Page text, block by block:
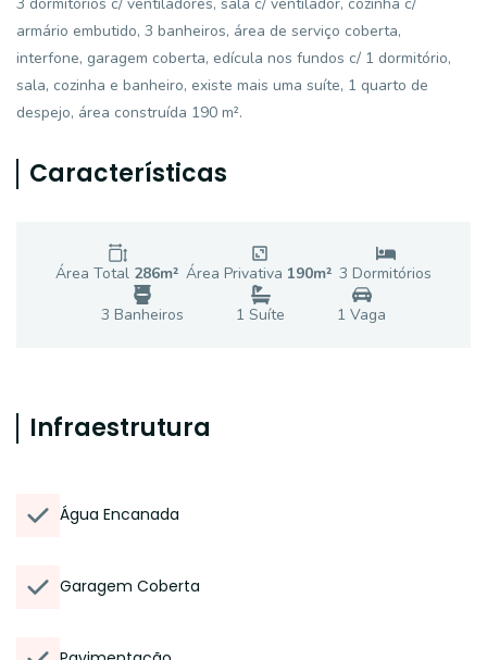
armário embutido, 3 banheiros, área de serviço coberta,
interfone, garagem coberta, edícula nos fundos c/ 1 dormitório,
sala, cozinha e banheiro, existe mais uma suíte, 1 quarto de
despejo, área construída 190 m².
Características
Área Total 286m² Área Privativa 190m² 3 Dormitórios
3 Banheiros 1 Suíte 1 Vaga
Infraestrutura
Água Encanada
Garagem Coberta